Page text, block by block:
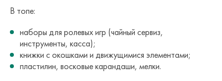
В топе:
наборы для ролевых игр (чайный сервиз,
инструменты, касса);
книжки с окошками и движущимися элементами;
пластилин, восковые карандаши, мелки.